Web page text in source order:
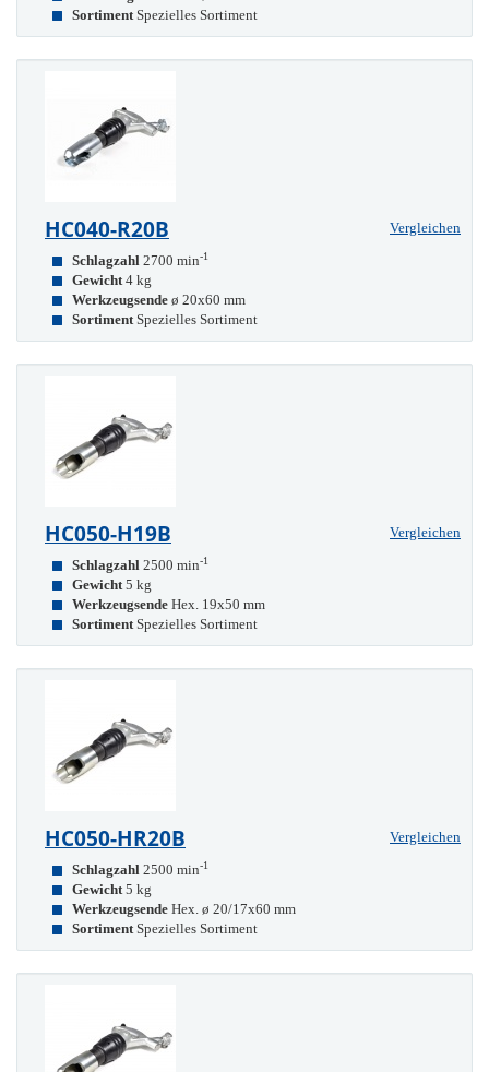
Sortiment Spezielles Sortiment
HC040-R20B
Vergleichen
Schlagzahl 2700 min-1
Gewicht 4 kg
Werkzeugsende ø 20x60 mm
Sortiment Spezielles Sortiment
HC050-H19B
Vergleichen
Schlagzahl 2500 min-1
Gewicht 5 kg
Werkzeugsende Hex. 19x50 mm
Sortiment Spezielles Sortiment
HC050-HR20B
Vergleichen
Schlagzahl 2500 min-1
Gewicht 5 kg
Werkzeugsende Hex. ø 20/17x60 mm
Sortiment Spezielles Sortiment